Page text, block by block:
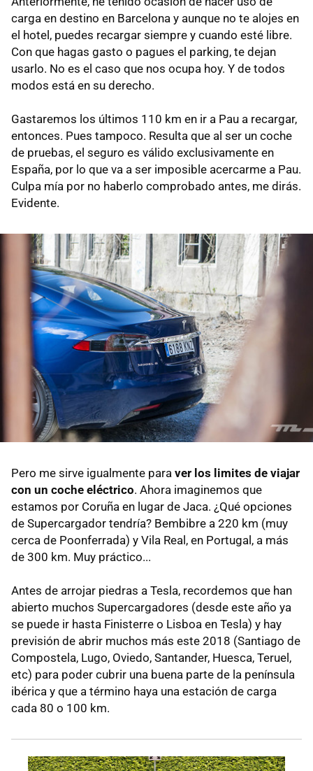
carga en destino en Barcelona y aunque no te alojes en
el hotel, puedes recargar siempre y cuando esté libre.
Con que hagas gasto o pagues el parking, te dejan
usarlo. No es el caso que nos ocupa hoy. Y de todos
modos está en su derecho.
Gastaremos los últimos 110 km en ir a Pau a recargar,
entonces. Pues tampoco. Resulta que al ser un coche
de pruebas, el seguro es válido exclusivamente en
España, por lo que va a ser imposible acercarme a Pau.
Culpa mía por no haberlo comprobado antes, me dirás.
Evidente.
Pero me sirve igualmente para ver los limites de viajar
con un coche eléctrico. Ahora imaginemos que
estamos por Coruña en lugar de Jaca. ¿Qué opciones
de Supercargador tendría? Bembibre a 220 km (muy
cerca de Poonferrada) y Vila Real, en Portugal, a más
de 300 km. Muy práctico...
Antes de arrojar piedras a Tesla, recordemos que han
abierto muchos Supercargadores (desde este año ya
se puede ir hasta Finisterre o Lisboa en Tesla) y hay
previsión de abrir muchos más este 2018 (Santiago de
Compostela, Lugo, Oviedo, Santander, Huesca, Teruel,
etc) para poder cubrir una buena parte de la península
ibérica y que a término haya una estación de carga
cada 80 o 100 km.